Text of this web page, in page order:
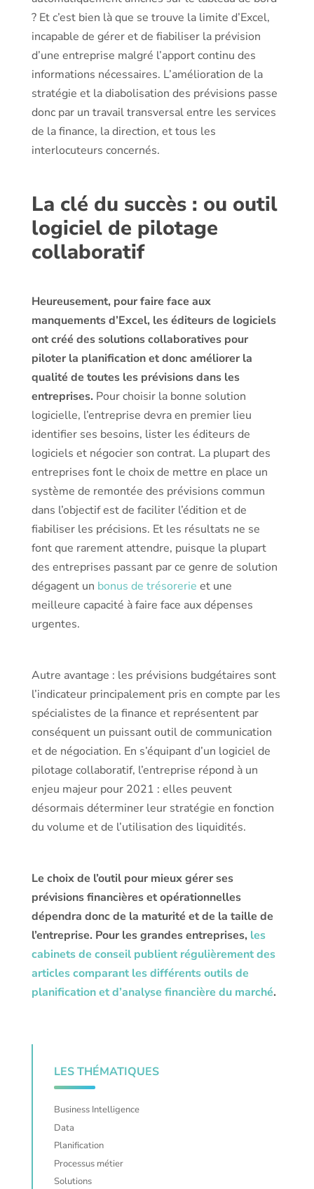
? Et c’est bien là que se trouve la limite d’Excel,
incapable de gérer et de fiabiliser la prévision
d’une entreprise malgré l’apport continu des
informations nécessaires. L’amélioration de la
stratégie et la diabolisation des prévisions passe
donc par un travail transversal entre les services
de la finance, la direction, et tous les
interlocuteurs concernés.
La clé du succès : ou outil
logiciel de pilotage
collaboratif
Heureusement, pour faire face aux
manquements d’Excel, les éditeurs de logiciels
ont créé des solutions collaboratives pour
piloter la planification et donc améliorer la
qualité de toutes les prévisions dans les
entreprises. Pour choisir la bonne solution
logicielle, l’entreprise devra en premier lieu
identifier ses besoins, lister les éditeurs de
logiciels et négocier son contrat. La plupart des
entreprises font le choix de mettre en place un
système de remontée des prévisions commun
dans l’objectif est de faciliter l’édition et de
fiabiliser les précisions. Et les résultats ne se
font que rarement attendre, puisque la plupart
des entreprises passant par ce genre de solution
dégagent un bonus de trésorerie et une
meilleure capacité à faire face aux dépenses
urgentes.
Autre avantage : les prévisions budgétaires sont
l’indicateur principalement pris en compte par les
spécialistes de la finance et représentent par
conséquent un puissant outil de communication
et de négociation. En s’équipant d’un logiciel de
pilotage collaboratif, l’entreprise répond à un
enjeu majeur pour 2021 : elles peuvent
désormais déterminer leur stratégie en fonction
du volume et de l’utilisation des liquidités.
Le choix de l’outil pour mieux gérer ses
prévisions financières et opérationnelles
dépendra donc de la maturité et de la taille de
l’entreprise. Pour les grandes entreprises, les
cabinets de conseil publient régulièrement des
articles comparant les différents outils de
planification et d’analyse financière du marché.
LES THÉMATIQUES
Business Intelligence
Data
Planification
Processus métier
Solutions